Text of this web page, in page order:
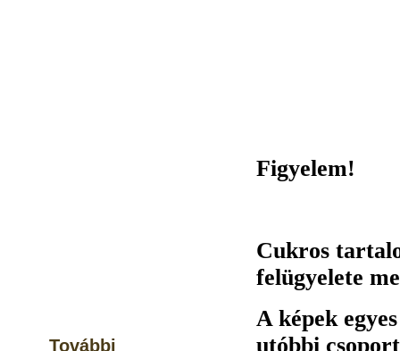
További
Figyelem!
Cukros
felügyelete
A képek
utóbbi